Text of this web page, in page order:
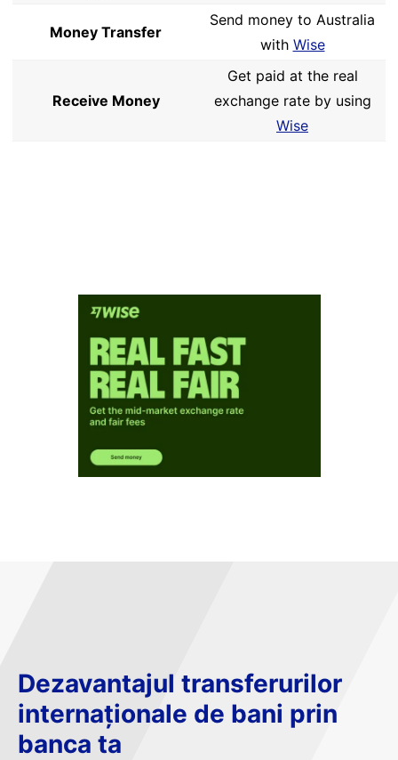
Money Transfer
Send money to Australia
with Wise
Receive Money
Get paid at the real
exchange rate by using
Wise
Dezavantajul transferurilor
internaționale de bani prin
banca ta